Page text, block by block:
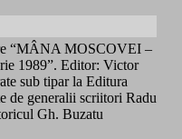
“MÂNA MOSCOVEI –
1989”. Editor: Victor
sub tipar la Editura
de generalii scriitori Radu
Gh. Buzatu